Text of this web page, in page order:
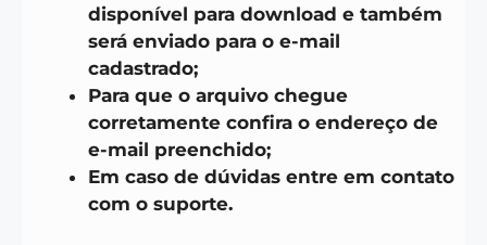
disponível para download e também
será enviado para o e-mail
cadastrado;
Para que o arquivo chegue
corretamente confira o endereço de
e-mail preenchido;
Em caso de dúvidas entre em contato
com o suporte.